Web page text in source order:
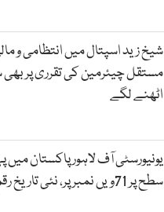
شیخ زید اسپتال میں انتظامی و
مستقل چیئرمین کی تقرری پر بھی
اٹھنے لگے
یونیورسٹی آف لاہور پاکستان
سطح پر 71ویں نمبر پر، نئی تاریخ رقم